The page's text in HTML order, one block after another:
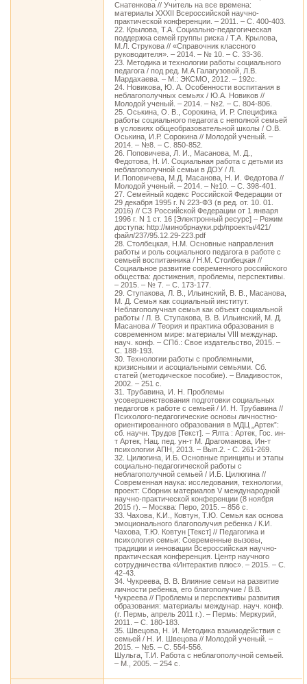
Снатенкова // Учитель на все времена:
материалы XXXII Всероссийской научно-
практической конференции. – 2011. – С. 400-403.
22. Крылова, Т.А. Социально-педагогическая
поддержка семей группы риска / Т.А. Крылова,
М.Л. Струкова // «Справочник классного
руководителя». – 2014. – № 10. – С. 33-36.
23. Методика и технологии работы социального
педагога / под ред. М.А Галагузовой, Л.В.
Мардахаева. – М.: ЭКСМО, 2012. – 192с.
24. Новикова, Ю. А. Особенности воспитания в
неблагополучных семьях / Ю.А. Новиков //
Молодой ученый. – 2014. – №2. – С. 804-806.
25. Оськина, О. В., Сорокина, И. Р. Специфика
работы социального педагога с неполной семьей
в условиях общеобразовательной школы / О.В.
Оськина, И.Р. Сорокина // Молодой ученый. –
2014. – №8. – С. 850-852.
26. Поповичева, Л. И., Масанова, М. Д.,
Федотова, Н. И. Социальная работа с детьми из
неблагополучной семьи в ДОУ / Л.
И.Поповичева, М.Д. Масанова, Н. И. Федотова //
Молодой ученый. – 2014. – №10. – С. 398-401.
27. Семейный кодекс Российской Федерации от
29 декабря 1995 г. N 223-ФЗ (в ред. от. 10. 01.
2016) // СЗ Российской Федерации от 1 января
1996 г. N 1 ст. 16 [Электронный ресурс] – Режим
доступа: http://минобрнауки.рф/проекты/421/
файл/237/95.12.29-223.pdf
28. Столбецкая, Н.М. Основные направления
работы и роль социального педагога в работе с
семьей воспитанника / Н.М. Столбецкая //
Социальное развитие современного российского
общества: достижения, проблемы, перспективы.
– 2015. – № 7. – С. 173-177.
29. Ступакова, Л. В., Ильинский, В. В., Масанова,
М. Д. Семья как социальный институт.
Неблагополучная семья как объект социальной
работы / Л. В. Ступакова, В. В. Ильинский, М. Д.
Масанова // Теория и практика образования в
современном мире: материалы VIII междунар.
науч. конф. – СПб.: Свое издательство, 2015. –
С. 188-193.
30. Технологии работы с проблемными,
кризисными и асоциальными семьями. Сб.
статей (методическое пособие). – Владивосток,
2002. – 251 с.
31. Трубавина, И. Н. Проблемы
усовершенствования подготовки социальных
педагогов к работе с семьей / И. Н. Трубавина //
Психолого-педагогические основы личностно-
ориентированного образования в МДЦ „Артек”:
сб. научн. Трудов [Текст]. – Ялта : Артек, Гос. ин-
т Артек, Нац. пед. ун-т М. Драгоманова, Ин-т
психологии АПН, 2013. – Вып.2. - С. 261-269.
32. Цилюгина, И.Б. Основные принципы и этапы
социально-педагогической работы с
неблагополучной семьей / И.Б. Цилюгина //
Современная наука: исследования, технологии,
проект: Сборник материалов V международной
научно-практической конференции (8 ноября
2015 г). – Москва: Перо, 2015. – 856 с.
33. Чахова, К.И., Ковтун, Т.Ю. Семья как основа
эмоционального благополучия ребенка / К.И.
Чахова, Т.Ю. Ковтун [Текст] // Педагогика и
психология семьи: Современные вызовы,
традиции и инновации Всероссийская научно-
практическая конференция. Центр научного
сотрудничества «Интерактив плюс». – 2015. – С.
42-43.
34. Чукреева, В. В. Влияние семьи на развитие
личности ребенка, его благополучие / В.В.
Чукреева // Проблемы и перспективы развития
образования: материалы междунар. науч. конф.
(г. Пермь, апрель 2011 г.). – Пермь: Меркурий,
2011. – С. 180-183.
35. Швецова, Н. И. Методика взаимодействия с
семьей / Н. И. Швецова // Молодой ученый. –
2015. – №5. – С. 554-556.
Шульга, Т.И. Работа с неблагополучной семьей.
– М., 2005. – 254 с.